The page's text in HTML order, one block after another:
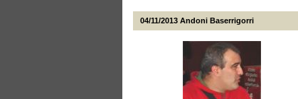
04/11/2013 Andoni Baserrigorri